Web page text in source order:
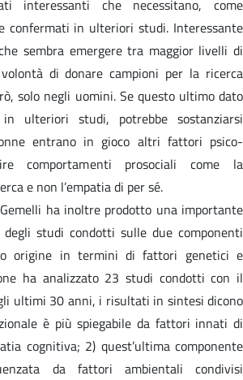
che necessitano, come
confermati in ulteriori studi. Interessante
sembra emergere tra maggior livelli di
di donare campioni per la ricerca
solo negli uomini. Se questo ultimo dato
ulteriori studi, potrebbe sostanziarsi
entrano in gioco altri fattori psico-
comportamenti prosociali come la
e non l’empatia di per sé.
ha inoltre prodotto una importante
studi condotti sulle due componenti
origine in termini di fattori genetici e
ha analizzato 23 studi condotti con il
ultimi 30 anni, i risultati in sintesi dicono
è più spiegabile da fattori innati di
cognitiva; 2) quest’ultima componente
da fattori ambientali condivisi